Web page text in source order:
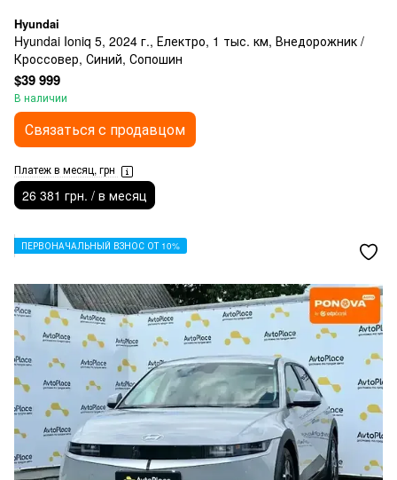
Hyundai
Hyundai Ioniq 5, 2024 г., Електро, 1 тыс. км, Внедорожник /
Кроссовер, Синий, Сопошин
$39 999
В наличии
Связаться с продавцом
Платеж в месяц, грн
26 381 грн. / в месяц
ПЕРВОНАЧАЛЬНЫЙ ВЗНОС ОТ 10%